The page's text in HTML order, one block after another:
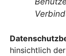
hinsichtlich